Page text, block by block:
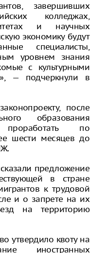
завершивших
колледжах,
и научных
экономику будут
специалисты,
уровнем знания
с культурными
— подчеркнули в
после
образования
по
шести месяцев до
предложение
в стране
к трудовой
и о запрете на их
на территорию
утвердило квоту на
иностранных